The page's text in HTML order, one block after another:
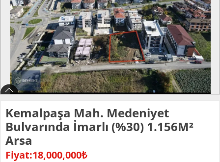
Kemalpaşa Mah. Medeniyet
Bulvarında İmarlı (%30) 1.156M²
Arsa
Fiyat:18,000,000₺